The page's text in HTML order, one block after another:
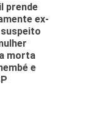
prende
ex-
morta
e